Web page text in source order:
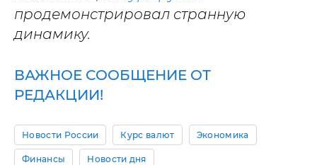
продемонстрировал странную
динамику.
ВАЖНОЕ СООБЩЕНИЕ ОТ
РЕДАКЦИИ!
Новости России Курс валют Экономика
Финансы Новости дня